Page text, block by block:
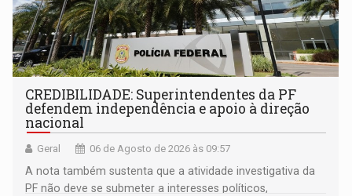
CREDIBILIDADE: Superintendentes da PF
defendem independência e apoio à direção
nacional
Geral 06 de Agosto de 2026 às 09:57
A nota também sustenta que a atividade investigativa da
PF não deve se submeter a interesses políticos,